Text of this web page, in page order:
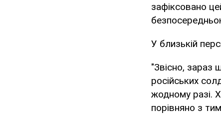
зафіксовано
У близькій
"Звісно, зараз
російських
жодному разі.
порівняно з